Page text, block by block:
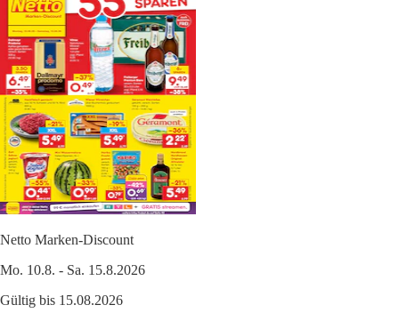
Netto Marken-Discount
Mo. 10.8. - Sa. 15.8.2026
Gültig bis 15.08.2026